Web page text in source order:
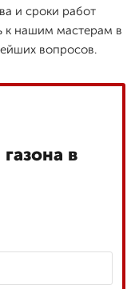
и сроки работ
к нашим мастерам в
вопросов.
в